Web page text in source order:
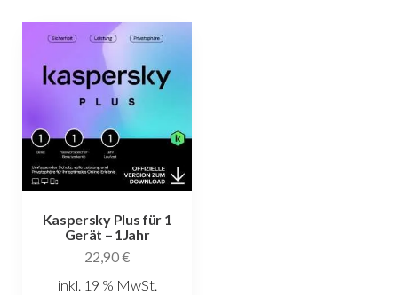
Kaspersky Plus für 1
Gerät – 1Jahr
22,90€
inkl. 19 % MwSt.